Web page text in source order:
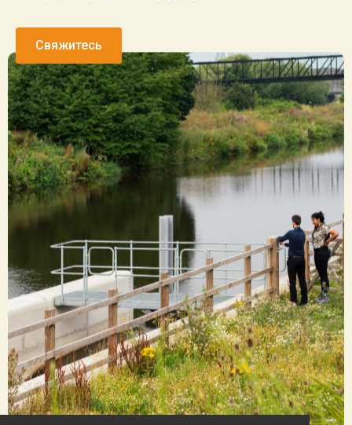
Свяжитесь